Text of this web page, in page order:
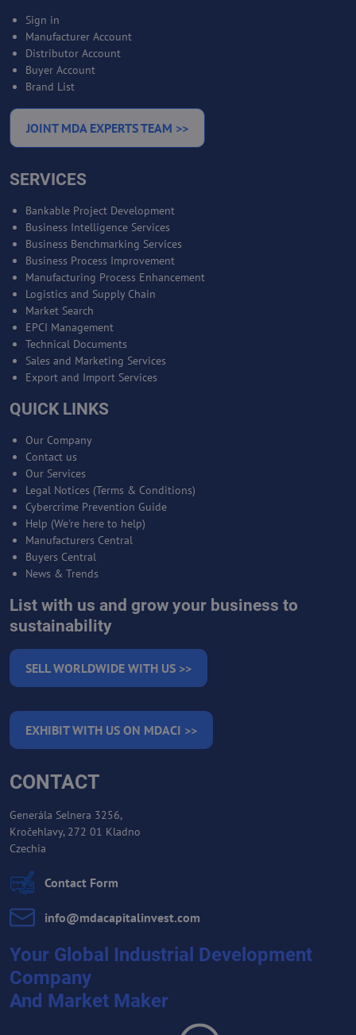
Sign in
Manufacturer Account
Distributor Account
Buyer Account
Brand List
JOINT MDA EXPERTS TEAM >>
SERVICES
Bankable Project Development
Business Intelligence Services
Business Benchmarking Services
Business Process Improvement
Manufacturing Process Enhancement
Logistics and Supply Chain
Market Search
EPCI Management
Technical Documents
Sales and Marketing Services
Export and Import Services
QUICK LINKS
Our Company
Contact us
Our Services
Legal Notices (Terms & Conditions)
Cybercrime Prevention Guide
Help (We're here to help)
Manufacturers Central
Buyers Central
News & Trends
List with us and grow your business to
sustainability
SELL WORLDWIDE WITH US >>
EXHIBIT WITH US ON MDACI >>
CONTACT
Generála Selnera 3256,
Kročehlavy, 272 01 Kladno
Czechia
Contact Form
info​@mdacapitalinvest​.com
Your Global Industrial Development
Company
And Market Maker